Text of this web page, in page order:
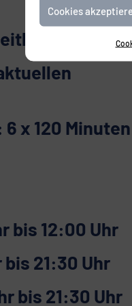
Cookies
6 x 120 Minuten
bis 12:00 Uhr
bis 21:30 Uhr
bis 21:30 Uhr